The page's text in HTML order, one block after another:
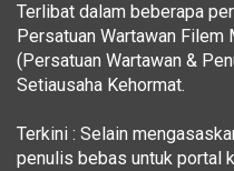
Terlibat dalam beberapa
Persatuan Wartawan Filem
(Persatuan Wartawan &
Setiausaha Kehormat.
Terkini : Selain
penulis bebas untuk portal